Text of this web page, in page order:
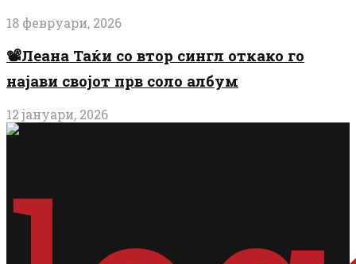
18 февруари, 2026
📽️Леана Таќи со втор сингл откако го
најави својот прв соло албум
12 јануари, 2026